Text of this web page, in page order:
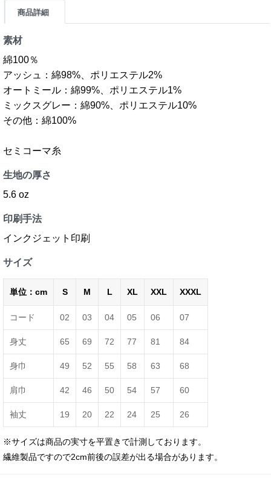
商品詳細
素材
綿100％
アッシュ：綿98%、ポリエステル2%
オートミール：綿99%、ポリエステル1%
ミックスグレー：綿90%、ポリエステル10%
その他：綿100%
セミコーマ糸
生地の厚さ
5.6 oz
印刷手法
インクジェット印刷
サイズ
単位：cm S M L XL XXL XXXL
コード 02 03 04 05 06 07
身丈 65 69 72 77 81 84
身巾 49 52 55 58 63 68
肩巾 42 46 50 54 57 60
袖丈 19 20 22 24 25 26
※サイズは商品の実寸を平置きで計測しております。
繊維製品ですので2cm前後の誤差が出る場合があります。